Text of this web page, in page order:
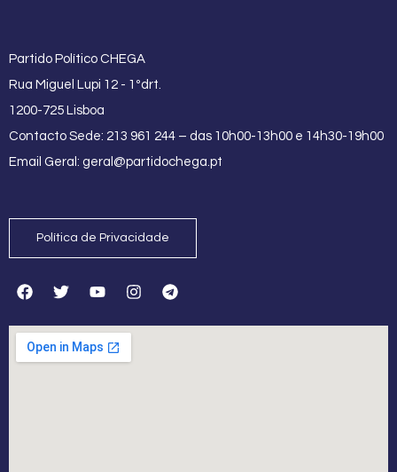
Partido Político CHEGA
Rua Miguel Lupi 12 - 1ºdrt.
1200-725 Lisboa
Contacto Sede: 213 961 244 – das 10h00-13h00 e 14h30-19h00
Email Geral: geral@partidochega.pt
Política de Privacidade